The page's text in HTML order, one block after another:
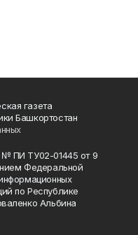
газета
Башкортостан
ПИ ТУ02-01445 от 9
Федеральной
по Республике
Альбина